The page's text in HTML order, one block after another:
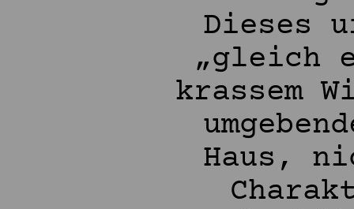
Dieses
„gleich
krassem
Haus,